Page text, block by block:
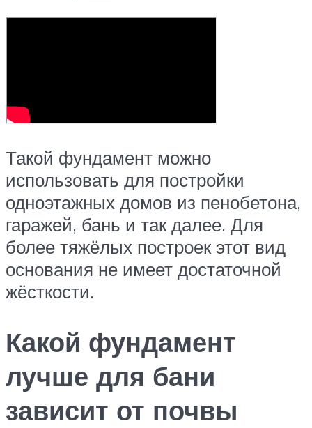
Такой фундамент можно
использовать для постройки
одноэтажных домов из пенобетона,
гаражей, бань и так далее. Для
более тяжёлых построек этот вид
основания не имеет достаточной
жёсткости.
Какой фундамент
лучше для бани
зависит от почвы